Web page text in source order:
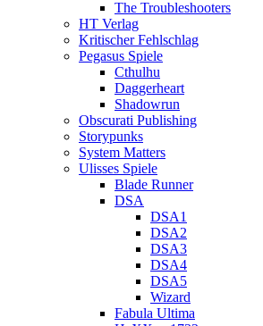
The Troubleshooters
HT Verlag
Kritischer Fehlschlag
Pegasus Spiele
Cthulhu
Daggerheart
Shadowrun
Obscurati Publishing
Storypunks
System Matters
Ulisses Spiele
Blade Runner
DSA
DSA1
DSA2
DSA3
DSA4
DSA5
Wizard
Fabula Ultima